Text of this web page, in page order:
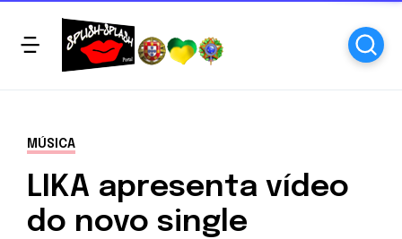
MÚSICA
LIKA apresenta vídeo
do novo single